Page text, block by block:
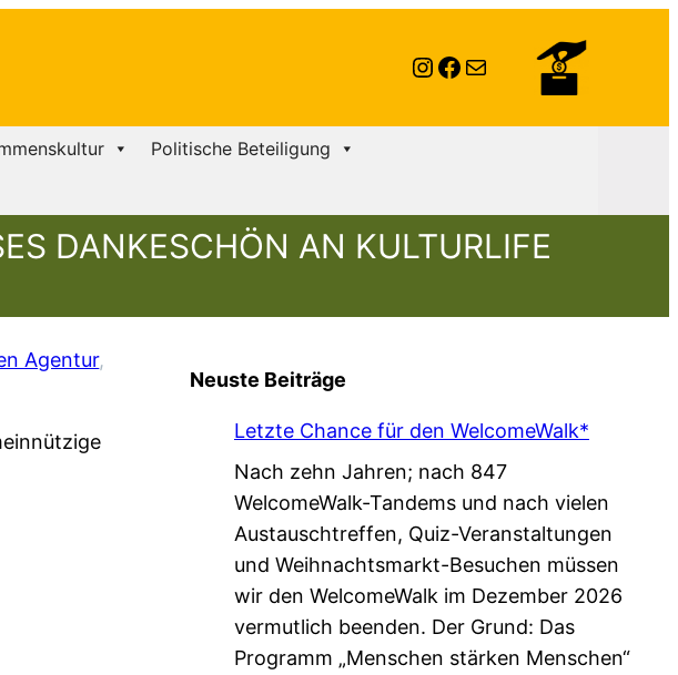
Instagram
Facebook
E-Mail
Politische Beteiligung
DANKESCHÖN AN KULTURLIFE F
Agentur
Neuste Beiträge
Letzte Chance für den WelcomeWalk*
Nach zehn Jahren; nach 847
WelcomeWalk-Tandems und nach vielen
Austauschtreffen, Quiz-Veranstaltungen
und Weihnachtsmarkt-Besuchen müssen
wir den WelcomeWalk im Dezember 2026
vermutlich beenden. Der Grund: Das
Programm „Menschen stärken Menschen“